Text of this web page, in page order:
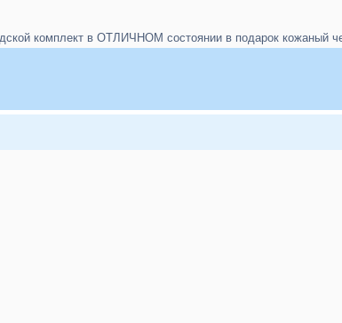
комплект в ОТЛИЧНОМ состоянии в подарок кожаный